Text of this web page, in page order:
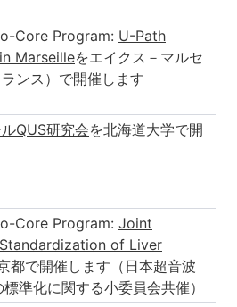
Core Program: U-Path
Marseilleをエイクス－マルセ
ンス）で開催します
QUS研究会を北海道大学で開
Core Program: Joint
of Liver
都で開催します（日本超音波
準化に関する小委員会共催）